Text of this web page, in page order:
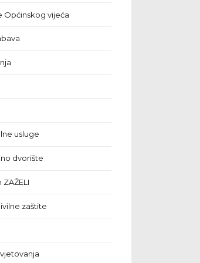
Općinskog vijeća
usluge
dvorište
zaštite